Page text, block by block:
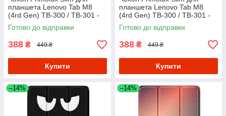
планшета Lenovo Tab M8
(4rd Gen) TB-300 / TB-301 -
Graffiti
Готово до відправки
388 ₴ 449 ₴
Купити
планшета Lenovo Tab M8
(4rd Gen) TB-300 / TB-301 -
Deer
Готово до відправки
388 ₴ 449 ₴
Купити
–14% –14%